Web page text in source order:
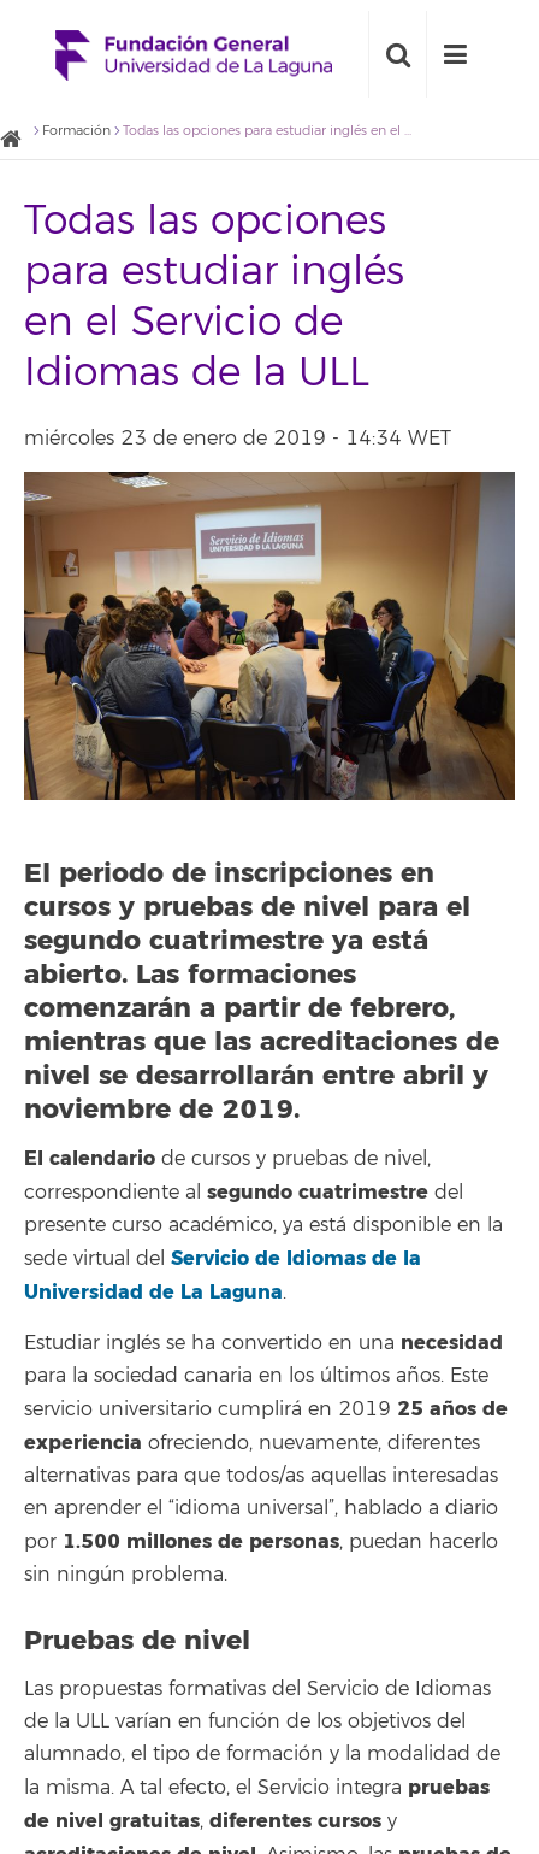
Formación Todas las opciones para estudiar inglés en el Servicio de Idiomas de la ULL
Todas las opciones
para estudiar inglés
en el Servicio de
Idiomas de la ULL
miércoles 23 de enero de 2019 - 14:34 WET
El periodo de inscripciones en
cursos y pruebas de nivel para el
segundo cuatrimestre ya está
abierto. Las formaciones
comenzarán a partir de febrero,
mientras que las acreditaciones de
nivel se desarrollarán entre abril y
noviembre de 2019.
El calendario de cursos y pruebas de nivel,
correspondiente al segundo cuatrimestre del
presente curso académico, ya está disponible en la
sede virtual del Servicio de Idiomas de la
Universidad de La Laguna.
Estudiar inglés se ha convertido en una necesidad
para la sociedad canaria en los últimos años. Este
servicio universitario cumplirá en 2019 25 años de
experiencia ofreciendo, nuevamente, diferentes
alternativas para que todos/as aquellas interesadas
en aprender el “idioma universal”, hablado a diario
por 1.500 millones de personas, puedan hacerlo
sin ningún problema.
Pruebas de nivel
Las propuestas formativas del Servicio de Idiomas
de la ULL varían en función de los objetivos del
alumnado, el tipo de formación y la modalidad de
la misma. A tal efecto, el Servicio integra pruebas
de nivel gratuitas, diferentes cursos y